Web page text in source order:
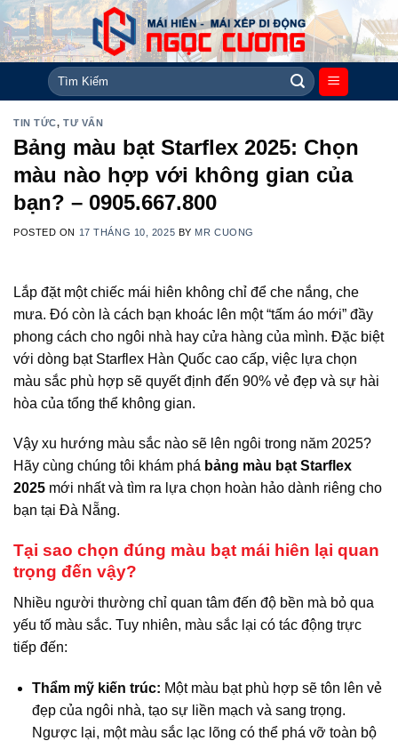
Skip
to
content
Tìm
kiếm:
TIN TỨC,TƯ VẤN
Bảng màu bạt Starflex 2025: Chọn
màu nào hợp với không gian của
bạn? – 0905.667.800
POSTED ON 17 THÁNG 10, 2025 BY MR CUONG
Lắp đặt một chiếc mái hiên không chỉ để che nắng, che
mưa. Đó còn là cách bạn khoác lên một “tấm áo mới” đầy
phong cách cho ngôi nhà hay cửa hàng của mình. Đặc biệt
với dòng bạt Starflex Hàn Quốc cao cấp, việc lựa chọn
màu sắc phù hợp sẽ quyết định đến 90% vẻ đẹp và sự hài
hòa của tổng thể không gian.
Vậy xu hướng màu sắc nào sẽ lên ngôi trong năm 2025?
Hãy cùng chúng tôi khám phá bảng màu bạt Starflex
2025 mới nhất và tìm ra lựa chọn hoàn hảo dành riêng cho
bạn tại Đà Nẵng.
Tại sao chọn đúng màu bạt mái hiên lại quan
trọng đến vậy?
Nhiều người thường chỉ quan tâm đến độ bền mà bỏ qua
yếu tố màu sắc. Tuy nhiên, màu sắc lại có tác động trực
tiếp đến:
Thẩm mỹ kiến trúc: Một màu bạt phù hợp sẽ tôn lên vẻ
đẹp của ngôi nhà, tạo sự liền mạch và sang trọng.
Ngược lại, một màu sắc lạc lõng có thể phá vỡ toàn bộ